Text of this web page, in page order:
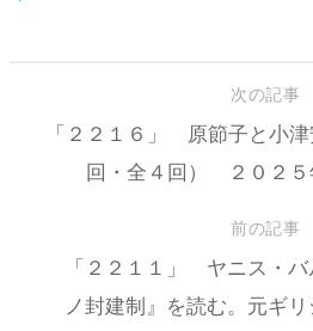
次の記事
「２２１６」 原節子と小津
回・全４回） ２０２５
前の記事
「２２１１」 ヤニス・バ
ノ封建制』を読む。元ギ